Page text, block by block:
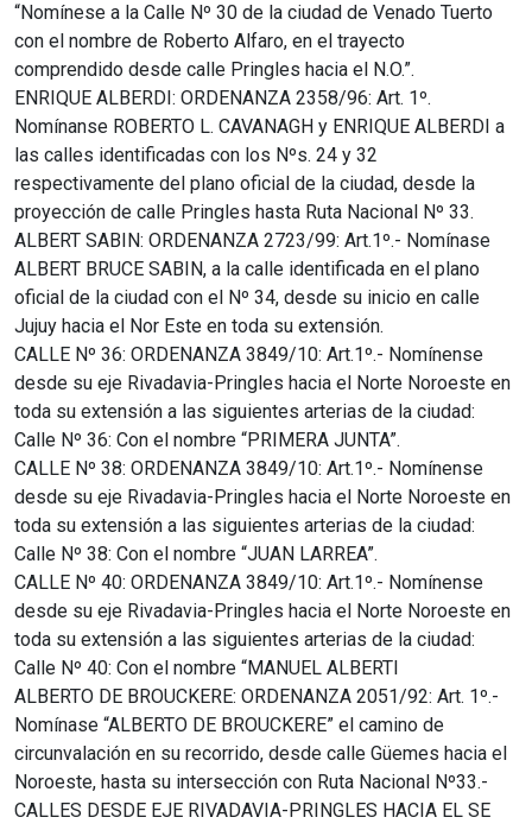
“Nomínese a la Calle Nº 30 de la ciudad de Venado Tuerto
con el nombre de Roberto Alfaro, en el trayecto
comprendido desde calle Pringles hacia el N.O.”.
ENRIQUE ALBERDI: ORDENANZA 2358/96: Art. 1º.
Nomínanse ROBERTO L. CAVANAGH y ENRIQUE ALBERDI a
las calles identificadas con los Nºs. 24 y 32
respectivamente del plano oficial de la ciudad, desde la
proyección de calle Pringles hasta Ruta Nacional Nº 33.
ALBERT SABIN: ORDENANZA 2723/99: Art.1º.- Nomínase
ALBERT BRUCE SABIN, a la calle identificada en el plano
oficial de la ciudad con el Nº 34, desde su inicio en calle
Jujuy hacia el Nor Este en toda su extensión.
CALLE Nº 36: ORDENANZA 3849/10: Art.1º.- Nomínense
desde su eje Rivadavia-Pringles hacia el Norte Noroeste en
toda su extensión a las siguientes arterias de la ciudad:
Calle Nº 36: Con el nombre “PRIMERA JUNTA”.
CALLE Nº 38: ORDENANZA 3849/10: Art.1º.- Nomínense
desde su eje Rivadavia-Pringles hacia el Norte Noroeste en
toda su extensión a las siguientes arterias de la ciudad:
Calle Nº 38: Con el nombre “JUAN LARREA”.
CALLE Nº 40: ORDENANZA 3849/10: Art.1º.- Nomínense
desde su eje Rivadavia-Pringles hacia el Norte Noroeste en
toda su extensión a las siguientes arterias de la ciudad:
Calle Nº 40: Con el nombre “MANUEL ALBERTI
ALBERTO DE BROUCKERE: ORDENANZA 2051/92: Art. 1º.-
Nomínase “ALBERTO DE BROUCKERE” el camino de
circunvalación en su recorrido, desde calle Güemes hacia el
Noroeste, hasta su intersección con Ruta Nacional Nº33.-
CALLES DESDE EJE RIVADAVIA-PRINGLES HACIA EL SE